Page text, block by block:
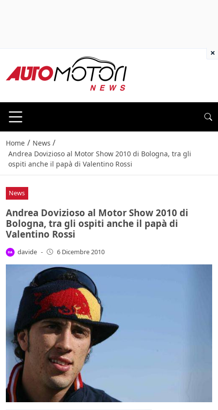
Home / News /
Andrea Dovizioso al Motor Show 2010 di Bologna, tra gli
ospiti anche il papà di Valentino Rossi
News
Andrea Dovizioso al Motor Show 2010 di
Bologna, tra gli ospiti anche il papà di
Valentino Rossi
davide - 6 Dicembre 2010
×